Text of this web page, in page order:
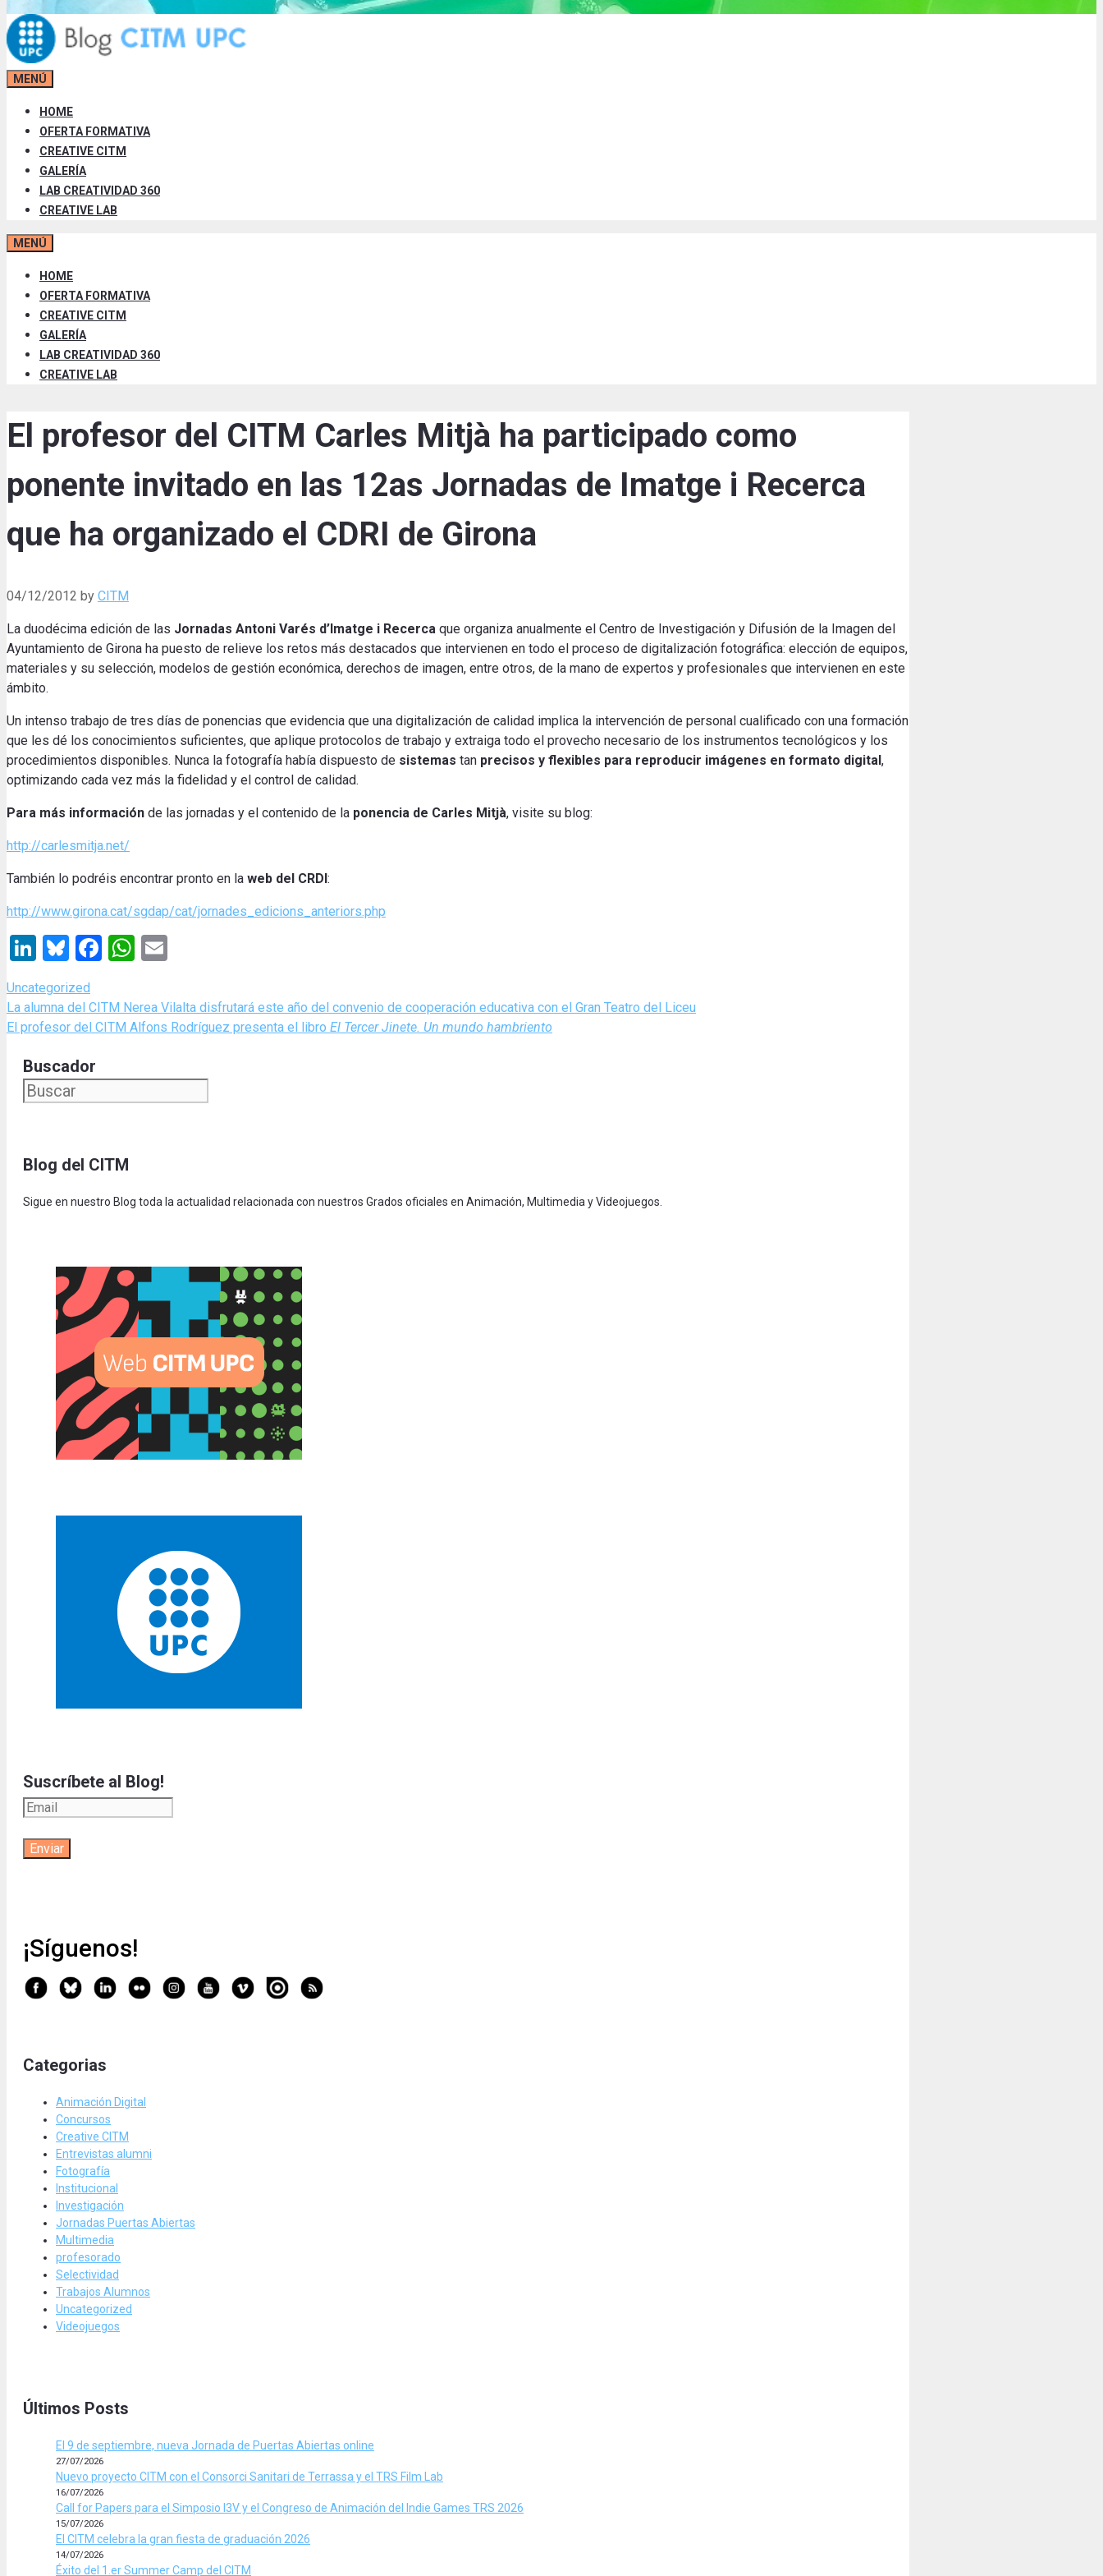
MENÚ
HOME
OFERTA FORMATIVA
CREATIVE CITM
GALERÍA
LAB CREATIVIDAD 360
CREATIVE LAB
MENÚ
HOME
OFERTA FORMATIVA
CREATIVE CITM
GALERÍA
LAB CREATIVIDAD 360
CREATIVE LAB
El profesor del CITM Carles Mitjà ha participado como
ponente invitado en las 12as Jornadas de Imatge i Recerca
que ha organizado el CDRI de Girona
04/12/2012 by CITM
La duodécima edición de las Jornadas Antoni Varés d’Imatge i Recerca que organiza anualmente el Centro de Investigación y Difusión de la Imagen del
Ayuntamiento de Girona ha puesto de relieve los retos más destacados que intervienen en todo el proceso de digitalización fotográfica: elección de equipos,
materiales y su selección, modelos de gestión económica, derechos de imagen, entre otros, de la mano de expertos y profesionales que intervienen en este
ámbito.
Un intenso trabajo de tres días de ponencias que evidencia que una digitalización de calidad implica la intervención de personal cualificado con una formación
que les dé los conocimientos suficientes, que aplique protocolos de trabajo y extraiga todo el provecho necesario de los instrumentos tecnológicos y los
procedimientos disponibles. Nunca la fotografía había dispuesto de sistemas tan precisos y flexibles para reproducir imágenes en formato digital,
optimizando cada vez más la fidelidad y el control de calidad.
Para más información de las jornadas y el contenido de la ponencia de Carles Mitjà, visite su blog:
http://carlesmitja.net/
También lo podréis encontrar pronto en la web del CRDI:
http://www.girona.cat/sgdap/cat/jornades_edicions_anteriors.php
LinkedIn
Bluesky
Facebook
WhatsApp
Categories
Uncategorized
La alumna del CITM Nerea Vilalta disfrutará este año del convenio de cooperación educativa con el Gran Teatro del Liceu
El profesor del CITM Alfons Rodríguez presenta el libro El Tercer Jinete. Un mundo hambriento
Buscador
Blog del CITM
Sigue en nuestro Blog toda la actualidad relacionada con nuestros Grados oficiales en Animación, Multimedia y Videojuegos.
Suscríbete al Blog!
¡Síguenos!
Categorias
Animación Digital
Concursos
Creative CITM
Entrevistas alumni
Fotografía
Institucional
Investigación
Jornadas Puertas Abiertas
Multimedia
profesorado
Selectividad
Trabajos Alumnos
Uncategorized
Videojuegos
Últimos Posts
El 9 de septiembre, nueva Jornada de Puertas Abiertas online
27/07/2026
Nuevo proyecto CITM con el Consorci Sanitari de Terrassa y el TRS Film Lab
16/07/2026
Call for Papers para el Simposio I3V y el Congreso de Animación del Indie Games TRS 2026
15/07/2026
El CITM celebra la gran fiesta de graduación 2026
14/07/2026
Éxito del 1.er Summer Camp del CITM